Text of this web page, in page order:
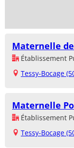
Maternelle de
Établissement
Tessy-Bocage
Maternelle
Établissement
Tessy-Bocage